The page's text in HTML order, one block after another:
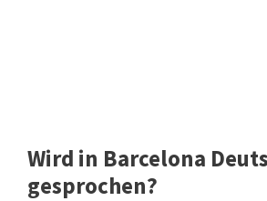
Wird in Barcelona
gesprochen?